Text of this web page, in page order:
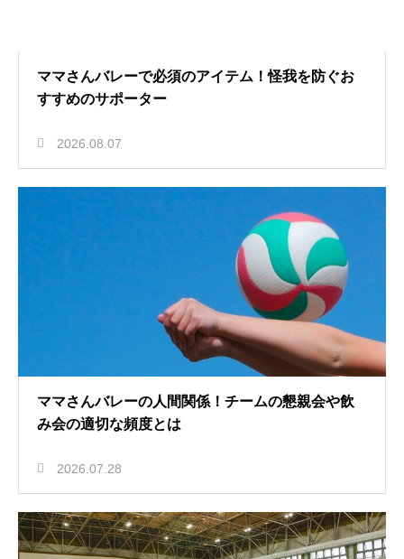
ママさんバレーで必須のアイテム！怪我を防ぐお
すすめのサポーター
2026.08.07
ママさんバレーの人間関係！チームの懇親会や飲
み会の適切な頻度とは
2026.07.28